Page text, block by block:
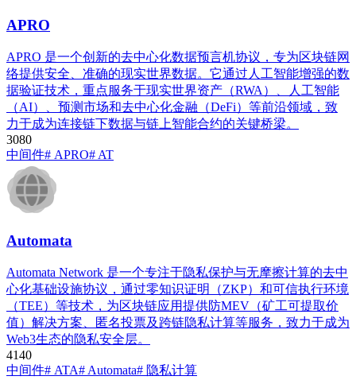
APRO
APRO 是一个创新的去中心化数据预言机协议，专为区块链网
络提供安全、准确的现实世界数据。它通过人工智能增强的数
据验证技术，重点服务于现实世界资产（RWA）、人工智能
（AI）、预测市场和去中心化金融（DeFi）等前沿领域，致
力于成为连接链下数据与链上智能合约的关键桥梁。
3080
中间件# APRO# AT
Automata
Automata Network 是一个专注于隐私保护与无摩擦计算的去中
心化基础设施协议，通过零知识证明（ZKP）和可信执行环境
（TEE）等技术，为区块链应用提供防MEV（矿工可提取价
值）解决方案、匿名投票及跨链隐私计算等服务，致力于成为
Web3生态的隐私安全层。
4140
中间件# ATA# Automata# 隐私计算